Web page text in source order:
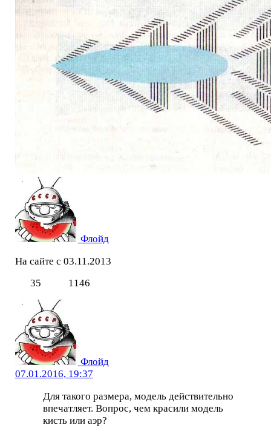
Флойд
На сайте с 03.11.2013
35
1146
Флойд
07.01.2016, 19:37
Для такого размера, модель действительно
впечатляет. Вопрос, чем красили модель
кисть или аэр?